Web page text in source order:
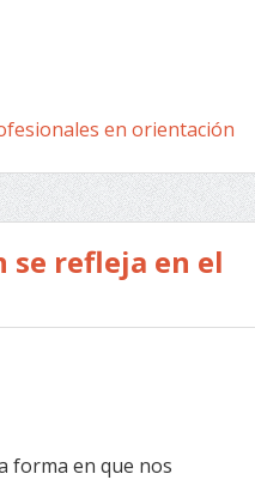
en orientación
refleja en el
forma en que nos